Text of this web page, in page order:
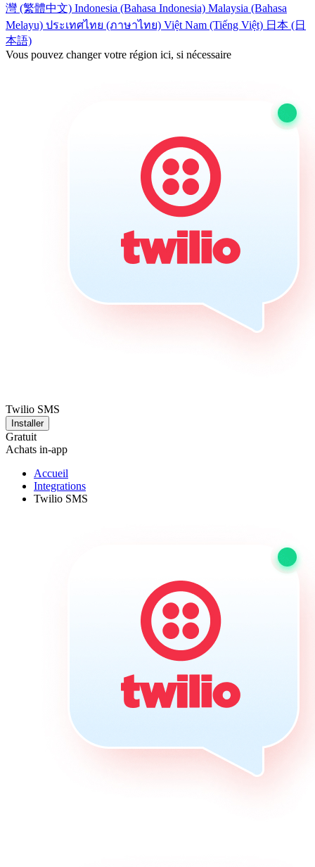
灣 (繁體中文) Indonesia (Bahasa Indonesia) Malaysia (Bahasa
Melayu) ประเทศไทย (ภาษาไทย) Việt Nam (Tiếng Việt) 日本 (日
本語)
Vous pouvez changer votre région ici, si nécessaire
Twilio SMS
Installer
Gratuit
Achats in-app
Accueil
Integrations
Twilio SMS